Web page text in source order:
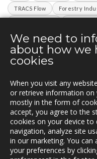
TRACS Flow Forestry
ArbeidsvarslingLoggbok
C7 Projects
KONTAKT
Vestre Rosten 81,
7075 TILLER, Norway
Tfn. +47-72 90 00 30
post@triona.no
We need to
about how we
cookies
When you visit any
or retrieve information on
mostly in the form of
accept, you agree to the
cookies on your device to
navigation, analyze site
in our marketing. You can
your preferences by